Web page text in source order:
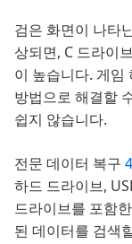
검은 화면이 나타
상되면, C 드라이
이 높습니다. 게임
방법으로 해결할
쉽지 않습니다.
전문 데이터 복구
하드 드라이브,
드라이브를 포함
된 데이터를 검색